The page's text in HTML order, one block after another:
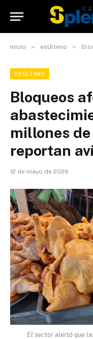
Inicio » esÚltimo »
ESÚLTIMO
Bloqueos
millones
reportan
12 de mayo de 2026
El sector alertó que